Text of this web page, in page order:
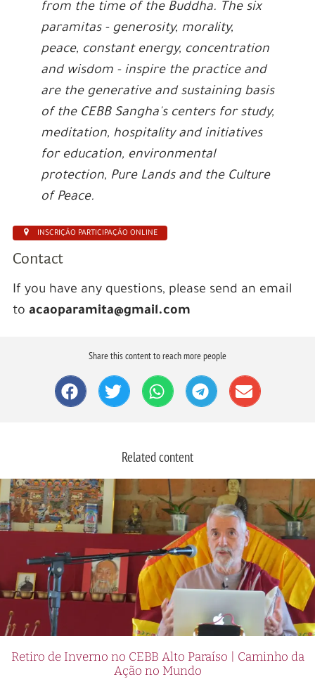
from the time of the Buddha. The six
paramitas - generosity, morality,
peace, constant energy, concentration
and wisdom - inspire the practice and
are the generative and sustaining basis
of the CEBB Sangha's centers for study,
meditation, hospitality and initiatives
for education, environmental
protection, Pure Lands and the Culture
of Peace.
INSCRIÇÃO PARTICIPAÇÃO ONLINE
Contact
If you have any questions, please send an email
to acaoparamita@gmail.com
Share this content to reach more people
Related content
Retiro de Inverno no CEBB Alto Paraíso | Caminho da
Ação no Mundo